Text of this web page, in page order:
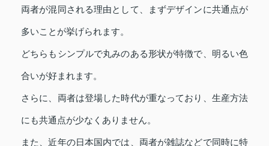
両者が混同される理由として、まずデザインに共通点が
多いことが挙げられます。
どちらもシンプルで丸みのある形状が特徴で、明るい色
合いが好まれます。
さらに、両者は登場した時代が重なっており、生産方法
にも共通点が少なくありません。
また、近年の日本国内では、両者が雑誌などで同時に特